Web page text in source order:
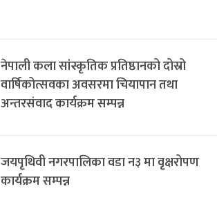
नेपाली कला सांस्कृतिक प्रतिष्ठानको दोस्रो
वार्षिकोत्सवका अवसरमा चियापान तथा
अन्तरसंवाद कार्यक्रम सम्पन्न
जयपृथिवी नगरपालिका वडा न३ मा वृक्षरोपण
कार्यक्रम सम्पन्न